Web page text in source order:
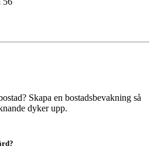
Skapa en bostadsbevakning så
dyker upp.